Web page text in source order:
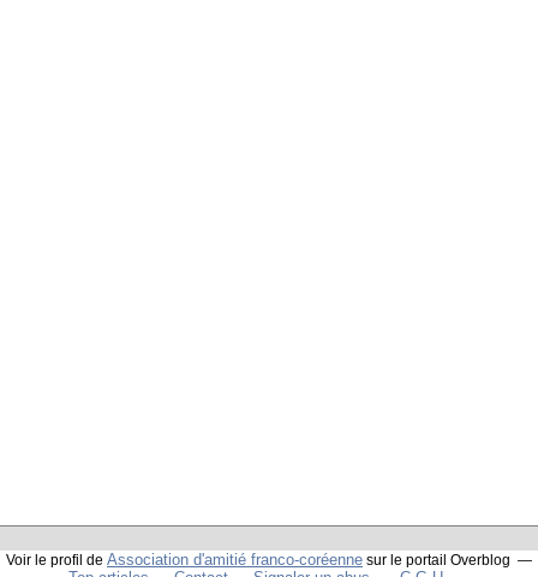
Voir le profil de Association d'amitié franco-coréenne sur le portail Overblog